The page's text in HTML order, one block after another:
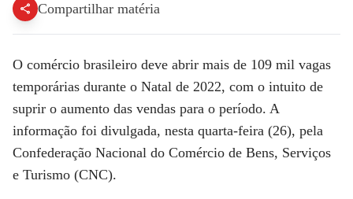
Compartilhar matéria
O comércio brasileiro deve abrir mais de 109 mil vagas
temporárias durante o Natal de 2022, com o intuito de
suprir o aumento das vendas para o período. A
informação foi divulgada, nesta quarta-feira (26), pela
Confederação Nacional do Comércio de Bens, Serviços
e Turismo (CNC).